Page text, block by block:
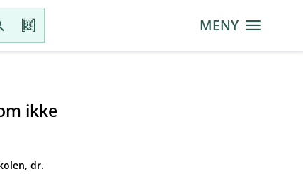
MENY
ikke
dr.